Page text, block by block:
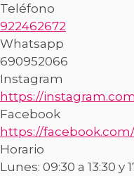
Teléfono
922462672
Whatsapp
690952066
Instagram
https://
Facebook
https://facebook.com/
Horario
Lunes: 09:30 a 13:30 y